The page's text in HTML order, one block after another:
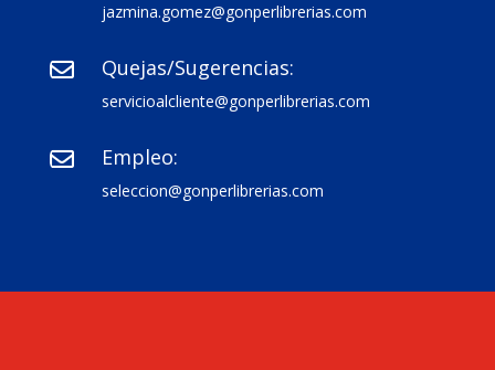
jazmina.gomez@gonperlibrerias.com
 Quejas/Sugerencias:
servicioalcliente@gonperlibrerias.com
 Empleo:
seleccion@gonperlibrerias.com